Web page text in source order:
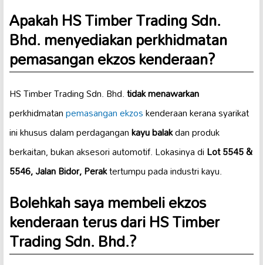
Apakah HS Timber Trading Sdn.
Bhd. menyediakan perkhidmatan
pemasangan ekzos kenderaan?
HS Timber Trading Sdn. Bhd.tidak menawarkan
perkhidmatanpemasangan ekzoskenderaan kerana syarikat
ini khusus dalam perdagangankayu balakdan produk
berkaitan, bukan aksesori automotif. Lokasinya diLot 5545 &
5546, Jalan Bidor, Peraktertumpu pada industri kayu.
Bolehkah saya membeli ekzos
kenderaan terus dari HS Timber
Trading Sdn. Bhd.?